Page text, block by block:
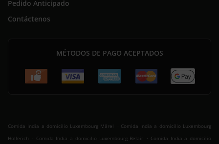
Pedido Anticipado
Contáctenos
MÉTODOS DE PAGO ACEPTADOS
Comida India a domicilio Luxembourg Märel . Comida India a domicilio Luxembourg
Hollerich
. Comida India a domicilio Luxembourg Belair . Comida India a domicilio